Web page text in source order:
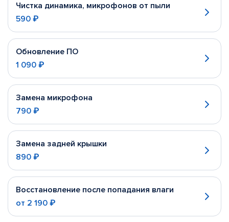
Чистка динамика, микрофонов от пыли
590 ₽
Обновление ПО
1 090 ₽
Замена микрофона
790 ₽
Замена задней крышки
890 ₽
Восстановление после попадания влаги
от 2 190 ₽